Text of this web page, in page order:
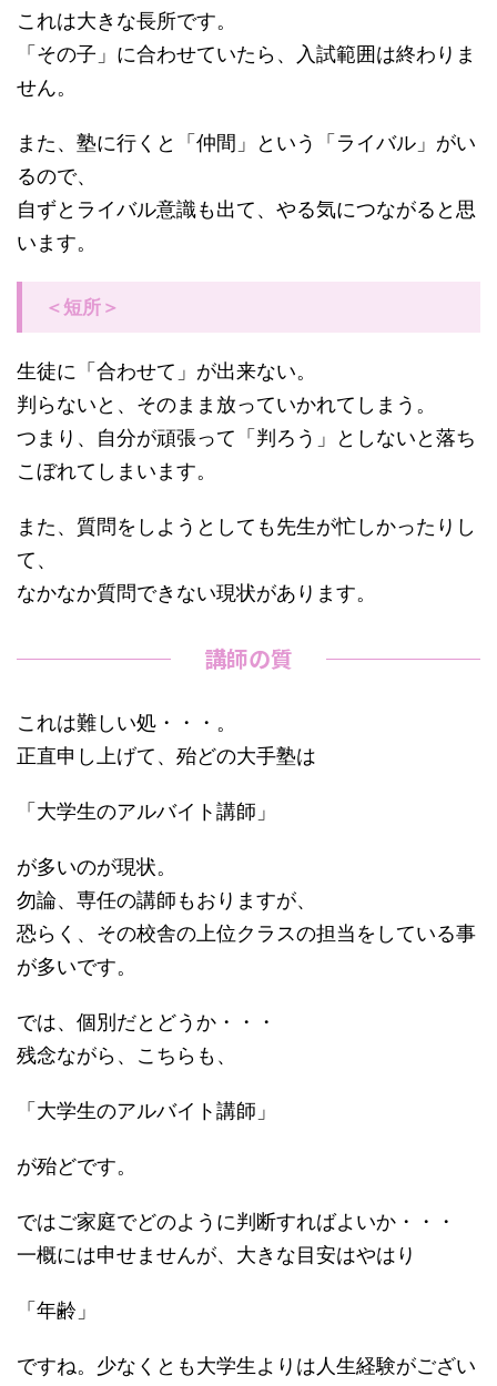
これは大きな長所です。
「その子」に合わせていたら、入試範囲は終わりま
せん。
また、塾に行くと「仲間」という「ライバル」がい
るので、
自ずとライバル意識も出て、やる気につながると思
います。
＜短所＞
生徒に「合わせて」が出来ない。
判らないと、そのまま放っていかれてしまう。
つまり、自分が頑張って「判ろう」としないと落ち
こぼれてしまいます。
また、質問をしようとしても先生が忙しかったりし
て、
なかなか質問できない現状があります。
講師の質
これは難しい処・・・。
正直申し上げて、殆どの大手塾は
「大学生のアルバイト講師」
が多いのが現状。
勿論、専任の講師もおりますが、
恐らく、その校舎の上位クラスの担当をしている事
が多いです。
では、個別だとどうか・・・
残念ながら、こちらも、
「大学生のアルバイト講師」
が殆どです。
ではご家庭でどのように判断すればよいか・・・
一概には申せませんが、大きな目安はやはり
「年齢」
ですね。少なくとも大学生よりは人生経験がござい